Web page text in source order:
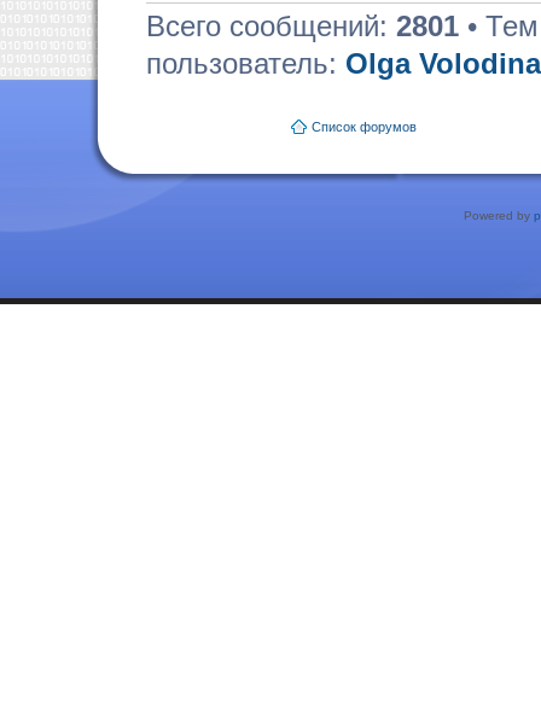
Всего сообщений: 2801 •
пользователь: Olga Volodina
Список форумов
Powered by